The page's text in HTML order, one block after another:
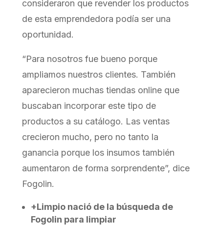
consideraron que revender los productos
de esta emprendedora podía ser una
oportunidad.
“Para nosotros fue bueno porque
ampliamos nuestros clientes. También
aparecieron muchas tiendas online que
buscaban incorporar este tipo de
productos a su catálogo. Las ventas
crecieron mucho, pero no tanto la
ganancia porque los insumos también
aumentaron de forma sorprendente”, dice
Fogolin.
+Limpio nació de la búsqueda de
Fogolin para limpiar